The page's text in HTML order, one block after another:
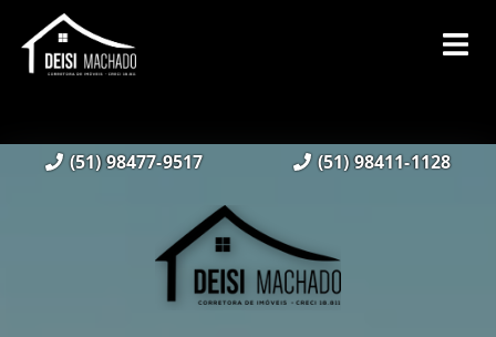
(51) 98477-9517 (51) 98411-1128